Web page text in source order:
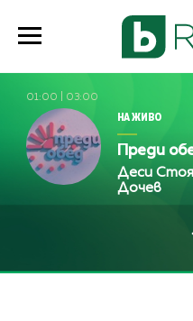
01:00 03:00
НА ЖИВО
Преди
Деси
Дочев